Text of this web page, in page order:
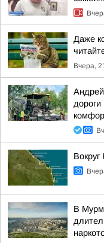
Даже
Вчера,
Вокруг
В